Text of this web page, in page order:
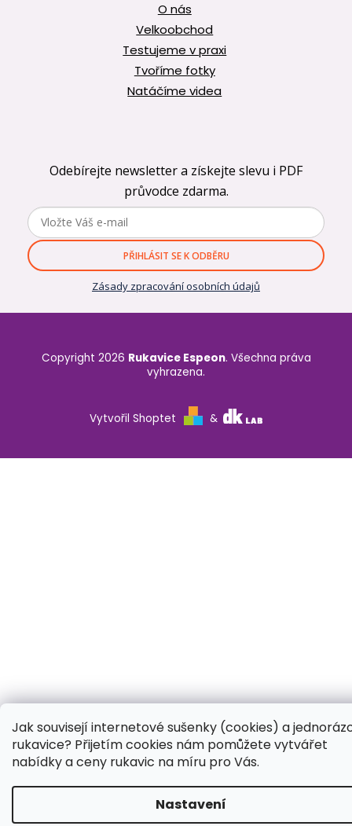
Jak souvisejí internetové sušenky (cookies) a
rukavice? Přijetím cookies nám pomůžete vytvářet
nabídky a ceny rukavic na míru pro Vás.
Nastavení
O nás
Velkoobchod
Testujeme v praxi
Tvoříme fotky
Natáčíme videa
Odebírejte newsletter a získejte slevu i PDF
průvodce zdarma.
PŘIHLÁSIT SE K ODBĚRU
Zásady zpracování osobních údajů
Vytvořil Shoptet &
Copyright 2026 Rukavice Espeon. Všechna práva
vyhrazena.